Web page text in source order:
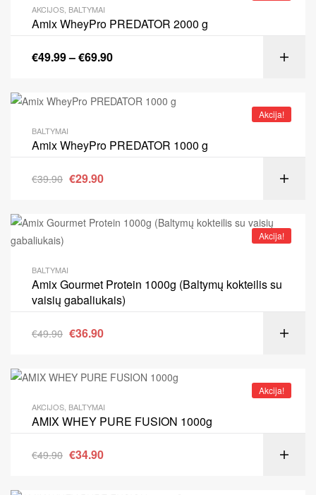
AKCIJOS, BALTYMAI
Amix WheyPro PREDATOR 2000 g
€49.99–€69.90
Akcija!
BALTYMAI
Amix WheyPro PREDATOR 1000 g
€39.90 €29.90
Akcija!
BALTYMAI
Amix Gourmet Protein 1000g (Baltymų kokteilis su
vaisių gabaliukais)
€49.90 €36.90
Akcija!
AKCIJOS BALTYMAI
AMIX WHEY PURE FUSION 1000g
€49.90 €34.90